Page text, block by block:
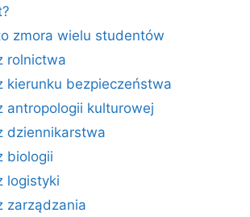
zmora wielu studentów
rolnictwa
kierunku bezpieczeństwa
antropologii kulturowej
dziennikarstwa
biologii
logistyki
zarządzania